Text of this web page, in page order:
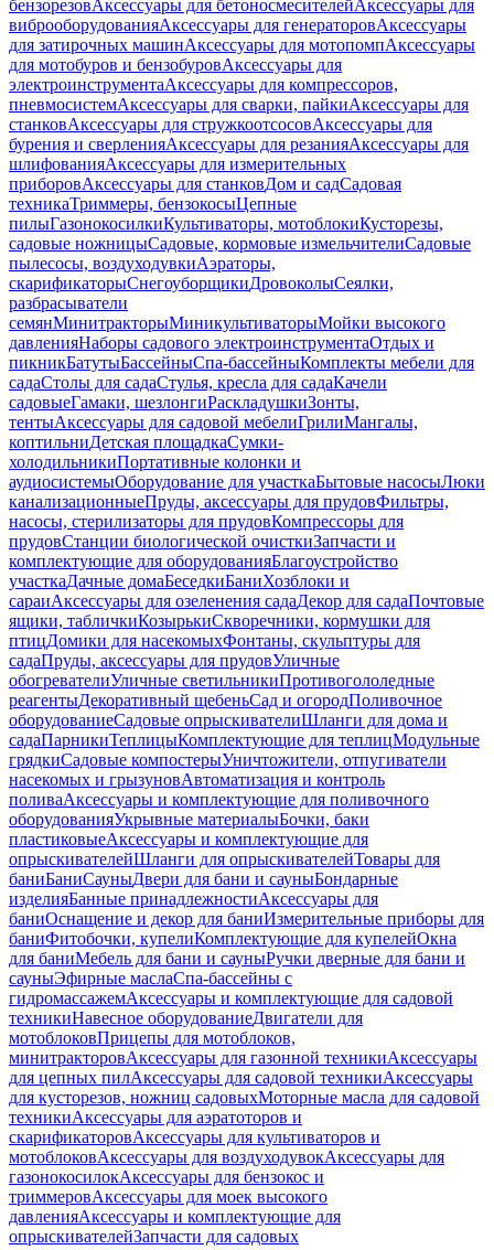
бензорезовАксессуары для бетоносмесителейАксессуары для
виброоборудованияАксессуары для генераторовАксессуары
для затирочных машинАксессуары для мотопомпАксессуары
для мотобуров и бензобуровАксессуары для
электроинструментаАксессуары для компрессоров,
пневмосистемАксессуары для сварки, пайкиАксессуары для
станковАксессуары для стружкоотсосовАксессуары для
бурения и сверленияАксессуары для резанияАксессуары для
шлифованияАксессуары для измерительных
приборовАксессуары для станковДом и садСадовая
техникаТриммеры, бензокосыЦепные
пилыГазонокосилкиКультиваторы, мотоблокиКусторезы,
садовые ножницыСадовые, кормовые измельчителиСадовые
пылесосы, воздуходувкиАэраторы,
скарификаторыСнегоуборщикиДровоколыСеялки,
разбрасыватели
семянМинитракторыМиникультиваторыМойки высокого
давленияНаборы садового электроинструментаОтдых и
пикникБатутыБассейныСпа-бассейныКомплекты мебели для
садаСтолы для садаСтулья, кресла для садаКачели
садовыеГамаки, шезлонгиРаскладушкиЗонты,
тентыАксессуары для садовой мебелиГрилиМангалы,
коптильниДетская площадкаСумки-
холодильникиПортативные колонки и
аудиосистемыОборудование для участкаБытовые насосыЛюки
канализационныеПруды, аксессуары для прудовФильтры,
насосы, стерилизаторы для прудовКомпрессоры для
прудовСтанции биологической очисткиЗапчасти и
комплектующие для оборудованияБлагоустройство
участкаДачные домаБеседкиБаниХозблоки и
сараиАксессуары для озеленения садаДекор для садаПочтовые
ящики, табличкиКозырькиСкворечники, кормушки для
птицДомики для насекомыхФонтаны, скульптуры для
садаПруды, аксессуары для прудовУличные
обогревателиУличные светильникиПротивогололедные
реагентыДекоративный щебеньСад и огородПоливочное
оборудованиеСадовые опрыскивателиШланги для дома и
садаПарникиТеплицыКомплектующие для теплицМодульные
грядкиСадовые компостерыУничтожители, отпугиватели
насекомых и грызуновАвтоматизация и контроль
поливаАксессуары и комплектующие для поливочного
оборудованияУкрывные материалыБочки, баки
пластиковыеАксессуары и комплектующие для
опрыскивателейШланги для опрыскивателейТовары для
баниБаниСауныДвери для бани и сауныБондарные
изделияБанные принадлежностиАксессуары для
баниОснащение и декор для баниИзмерительные приборы для
баниФитобочки, купелиКомплектующие для купелейОкна
для баниМебель для бани и сауныРучки дверные для бани и
сауныЭфирные маслаСпа-бассейны с
гидромассажемАксессуары и комплектующие для садовой
техникиНавесное оборудованиеДвигатели для
мотоблоковПрицепы для мотоблоков,
минитракторовАксессуары для газонной техникиАксессуары
для цепных пилАксессуары для садовой техникиАксессуары
для кусторезов, ножниц садовыхМоторные масла для садовой
техникиАксессуары для аэратоторов и
скарификаторовАксессуары для культиваторов и
мотоблоковАксессуары для воздуходувокАксессуары для
газонокосилокАксессуары для бензокос и
триммеровАксессуары для моек высокого
давленияАксессуары и комплектующие для
опрыскивателейЗапчасти для садовых